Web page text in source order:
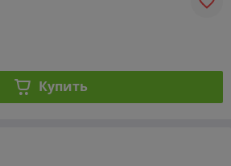
Купить